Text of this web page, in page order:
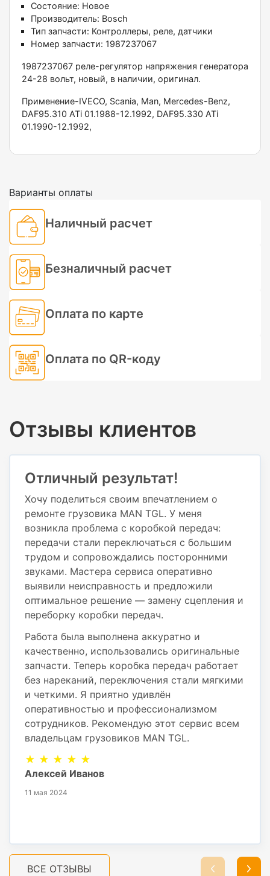
Состояние: Новое
Производитель: Bosch
Тип запчасти: Контроллеры, реле, датчики
Номер запчасти: 1987237067
1987237067 реле-регулятор напряжения генератора
24-28 вольт, новый, в наличии, оригинал.
Применение-IVECO, Scania, Man, Mercedes-Benz,
DAF95.310 ATi 01.1988-12.1992, DAF95.330 ATi
01.1990-12.1992,
Варианты оплаты
Наличный расчет
Безналичный расчет
Оплата по карте
Оплата по QR-коду
Отзывы клиентов
Отличный результат!
Хочу поделиться своим впечатлением о
ремонте грузовика MAN TGL. У меня
возникла проблема с коробкой передач:
передачи стали переключаться с большим
трудом и сопровождались посторонними
звуками. Мастера сервиса оперативно
выявили неисправность и предложили
оптимальное решение — замену сцепления и
переборку коробки передач.
Работа была выполнена аккуратно и
качественно, использовались оригинальные
запчасти. Теперь коробка передач работает
без нареканий, переключения стали мягкими
и четкими. Я приятно удивлён
оперативностью и профессионализмом
сотрудников. Рекомендую этот сервис всем
владельцам грузовиков MAN TGL.
★ ★ ★ ★ ★
Алексей Иванов
11 мая 2024
ВСЕ ОТЗЫВЫ